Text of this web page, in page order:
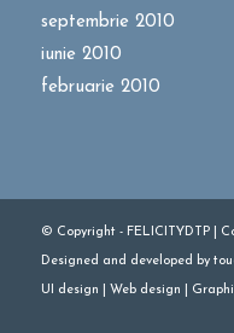
septembrie 2010
iunie 2010
februarie 2010
© Copyright - FELICITYDTP |
Designed and developed by
UI design Web design